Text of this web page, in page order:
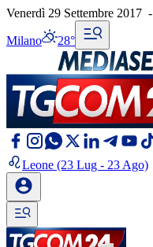
Venerdì 29 Settembre 2017 -
Milano 28°
Leone (23 Lug - 23 Ago)